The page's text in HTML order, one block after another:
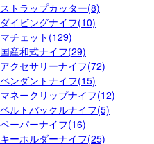
ストラップカッター(8)
ダイビングナイフ(10)
マチェット(129)
国産和式ナイフ(29)
アクセサリーナイフ(72)
ペンダントナイフ(15)
マネークリップナイフ(12)
ベルトバックルナイフ(5)
ペーパーナイフ(16)
キーホルダーナイフ(25)